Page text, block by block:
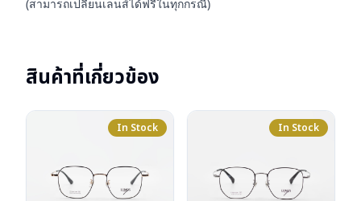
(สามารถเปลี่ยนเลนส์ได้ฟรีในทุกกรณี)
สินค้าที่เกี่ยวข้อง
In Stock In Stock